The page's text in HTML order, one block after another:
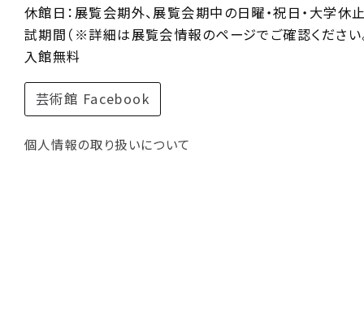
休館日：展覧会期外、展覧会期中の日曜・祝日・大学休
試期間（※詳細は展覧会情報のページでご確認ください
入館無料
芸術館 Facebook
個人情報の取り扱いについて